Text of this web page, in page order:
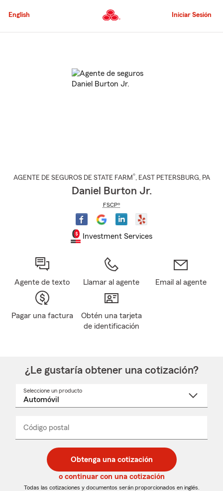
al
principal
English Iniciar Sesión
AGENTE DE SEGUROS DE STATE FARM®, EAST PETERSBURG, PA
Daniel Burton Jr.
FSCP®
Investment Services
Agente de texto Llamar al agente Email al agente
Pagar una factura
Obtén una tarjeta
de identificación
¿Le gustaría obtener una cotización?
Seleccione un producto
desplegable
Código postal
de
5
dígitos
de
5
dígitos
_____
Obtenga una cotización
o continuar con una cotización
Todas las cotizaciones y documentos serán proporcionados en inglés.